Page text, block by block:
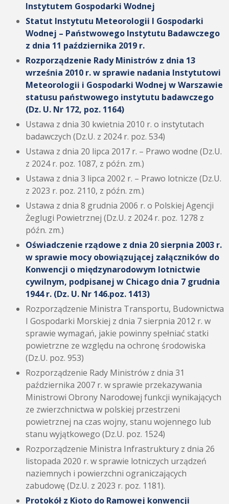
Instytutem Gospodarki Wodnej
Statut Instytutu Meteorologii I Gospodarki
Wodnej – Państwowego Instytutu Badawczego
z dnia 11 października 2019 r.
Rozporządzenie Rady Ministrów z dnia 13
września 2010 r. w sprawie nadania Instytutowi
Meteorologii i Gospodarki Wodnej w Warszawie
statusu państwowego instytutu badawczego
(Dz. U. Nr 172, poz. 1164)
Ustawa z dnia 30 kwietnia 2010 r. o instytutach
badawczych (Dz.U. z 2024 r. poz. 534)
Ustawa z dnia 20 lipca 2017 r. – Prawo wodne (Dz.U.
z 2024 r. poz. 1087, z późn. zm.)
Ustawa z dnia 3 lipca 2002 r. – Prawo lotnicze (Dz.U.
z 2023 r. poz. 2110, z późn. zm.)
Ustawa z dnia 8 grudnia 2006 r. o Polskiej Agencji
Żeglugi Powietrznej (Dz.U. z 2024 r. poz. 1278 z
późn. zm.)
Oświadczenie rządowe z dnia 20 sierpnia 2003 r.
w sprawie mocy obowiązującej załączników do
Konwencji o międzynarodowym lotnictwie
cywilnym, podpisanej w Chicago dnia 7 grudnia
1944 r. (Dz. U. Nr 146.poz. 1413)
Rozporządzenie Ministra Transportu, Budownictwa
I Gospodarki Morskiej z dnia 7 sierpnia 2012 r. w
sprawie wymagań, jakie powinny spełniać statki
powietrzne ze względu na ochronę środowiska
(Dz.U. poz. 953)
Rozporządzenie Rady Ministrów z dnia 31
października 2007 r. w sprawie przekazywania
Ministrowi Obrony Narodowej funkcji wynikających
ze zwierzchnictwa w polskiej przestrzeni
powietrznej na czas wojny, stanu wojennego lub
stanu wyjątkowego (Dz.U. poz. 1524)
Rozporządzenie Ministra Infrastruktury z dnia 26
listopada 2020 r. w sprawie lotniczych urządzeń
naziemnych i powierzchni ograniczających
zabudowę (Dz.U. z 2023 r. poz. 1181).
Protokół z Kioto do Ramowej konwencji